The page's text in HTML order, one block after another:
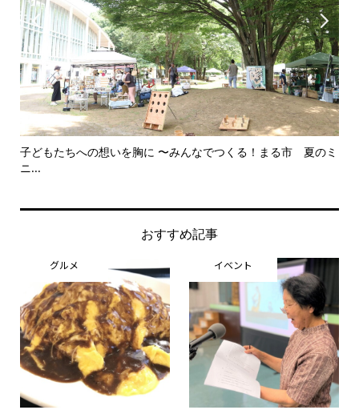

みんなでつくる！まる市 夏のミ美野里中演劇部卒業夏公演 笑って

おすすめ記事
グルメ イベント